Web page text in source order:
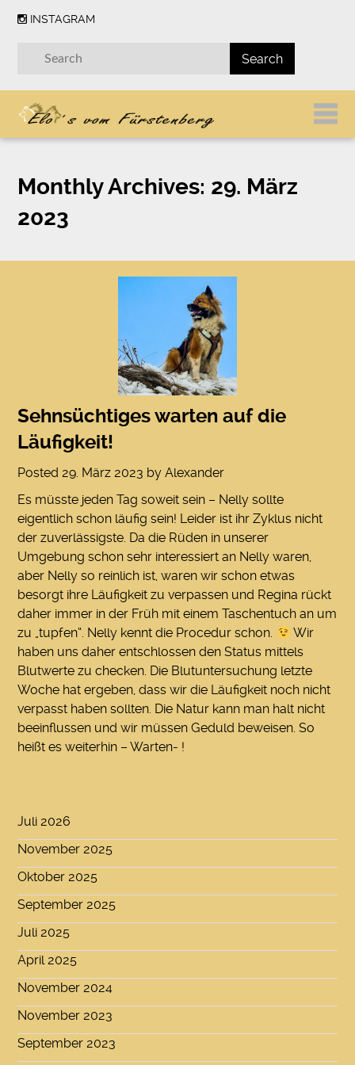
INSTAGRAM
Monthly Archives: 29. März
2023
Sehnsüchtiges warten auf die
Läufigkeit!
Posted29. März 2023 byAlexander
Es müsste jeden Tag soweit sein – Nelly sollte
eigentlich schon läufig sein! Leider ist ihr Zyklus nicht
der zuverlässigste. Da die Rüden in unserer
Umgebung schon sehr interessiert an Nelly waren,
aber Nelly so reinlich ist, waren wir schon etwas
besorgt ihre Läufigkeit zu verpassen und Regina rückt
daher immer in der Früh mit einem Taschentuch an um
zu „tupfen“. Nelly kennt die Procedur schon.
Wir
haben uns daher entschlossen den Status mittels
Blutwerte zu checken. Die Blutuntersuchung letzte
Woche hat ergeben, dass wir die Läufigkeit noch nicht
verpasst haben sollten. Die Natur kann man halt nicht
beeinflussen und wir müssen Geduld beweisen. So
heißt es weiterhin – Warten- !
Juli 2026
November 2025
Oktober 2025
September 2025
Juli 2025
April 2025
November 2024
November 2023
September 2023